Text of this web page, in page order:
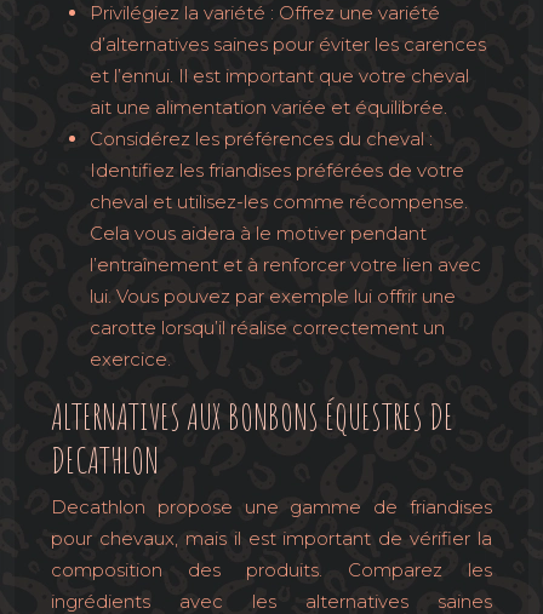
Privilégiez la variété : Offrez une variété
d’alternatives saines pour éviter les carences
et l’ennui. Il est important que votre cheval
ait une alimentation variée et équilibrée.
Considérez les préférences du cheval :
Identifiez les friandises préférées de votre
cheval et utilisez-les comme récompense.
Cela vous aidera à le motiver pendant
l’entraînement et à renforcer votre lien avec
lui. Vous pouvez par exemple lui offrir une
carotte lorsqu’il réalise correctement un
exercice.
ALTERNATIVES AUX BONBONS ÉQUESTRES DE
DECATHLON
Decathlon propose une gamme de friandises
pour chevaux, mais il est important de vérifier la
composition des produits. Comparez les
ingrédients avec les alternatives saines